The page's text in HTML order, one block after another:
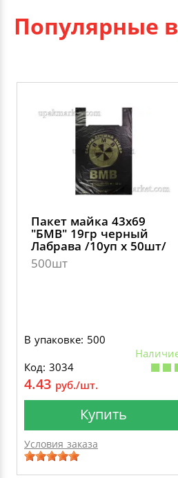
Популярные
Пакет майка 43х69
"БМВ" 19гр черный
Лабрава /10уп х 50шт/
500шт
В упаковке: 500
Код: 3034
4.43 руб./шт.
Купить
Условия заказа